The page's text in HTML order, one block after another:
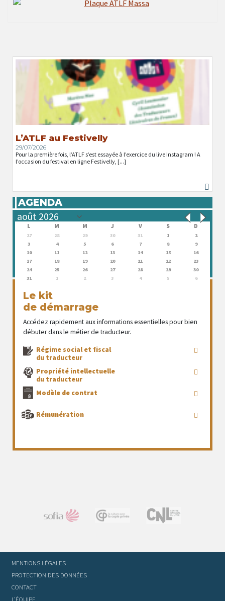
L’ATLF au Festivelly
29/07/2026
Pour la première fois, l’ATLF s’est essayée à l’exercice du live Instagram ! A
l’occasion du festival en ligne Festivelly, [...]
AGENDA
L M M J V S D
27 28 29 30 31 1
2
3
4 5 6 7 8
9
10
11 12 13 14 15
16
17
18 19 20 21 22
23
24
25 26 27 28 29
30
31
1 2 3 4 5 6
Le kit
de démarrage
Accédez rapidement aux informations essentielles pour bien
débuter dans le métier de traducteur.
Régime social et fiscal
du traducteur
Propriété intellectuelle
du traducteur
Modèle de contrat
Rémunération
MENTIONS LÉGALES
PROTECTION DES DONNÉES
CONTACT
L’ÉQUIPE